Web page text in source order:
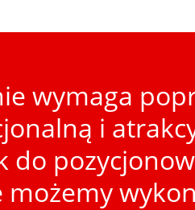
wymaga
i
do